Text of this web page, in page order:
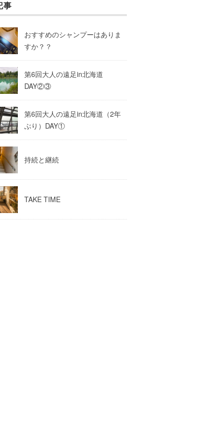
事
おすすめのシャンプーはありま
すか？？
第6回大人の遠足in北海道
DAY②③
第6回大人の遠足in北海道（2年
ぶり）DAY①
持続と継続
TAKE TIME